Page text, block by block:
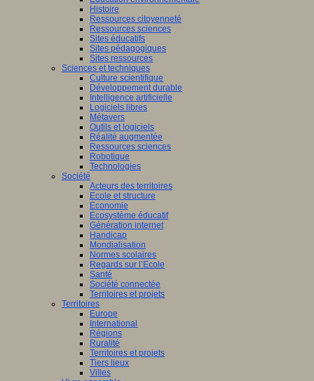
Histoire
Ressources citoyenneté
Ressources sciences
Sites éducatifs
Sites pédagogiques
Sites ressources
Sciences et techniques
Culture scientifique
Développement durable
Intelligence artificielle
Logiciels libres
Métavers
Outils et logiciels
Réalité augmentée
Ressources sciences
Robotique
Technologies
Société
Acteurs des territoires
Ecole et structure
Economie
Ecosystème éducatif
Génération internet
Handicap
Mondialisation
Normes scolaires
Regards sur l’Ecole
Santé
Société connectée
Territoires et projets
Territoires
Europe
International
Régions
Ruralité
Territoires et projets
Tiers lieux
Villes